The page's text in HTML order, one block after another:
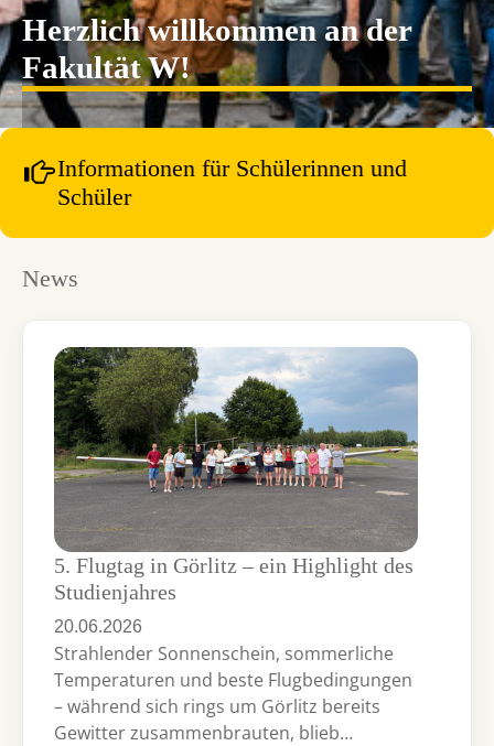
Herzlich willkommen an der
Fakultät W!
Informationen für Schülerinnen und
Schüler
News
5. Flugtag in Görlitz – ein Highlight des
Studienjahres
20.06.2026
Strahlender Sonnenschein, sommerliche
Temperaturen und beste Flugbedingungen
– während sich rings um Görlitz bereits
Gewitter zusammenbrauten, blieb…